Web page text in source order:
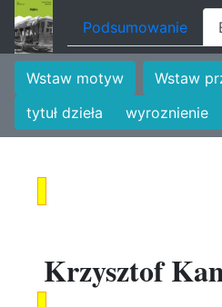
Podsumowanie
Wstaw motyw Wstaw
tytuł dzieła
wyroznienie
Krzysztof